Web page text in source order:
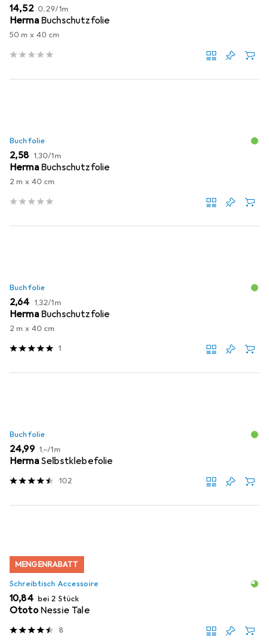
EUR
14,52 EUR
0,29/1m
Herma Buchschutzfolie
50 m x 40 cm
Buchfolie
EUR
2,58 EUR
1,30/1m
Herma Buchschutzfolie
2 m x 40 cm
Buchfolie
EUR
2,64 EUR
1,32/1m
Herma Buchschutzfolie
2 m x 40 cm
1
Buchfolie
EUR
24,99 EUR
1,–/1m
Herma Selbstklebefolie
102
MENGENRABATT
Schreibtisch Accessoire
EUR
10,84 bei 2 Stück
Ototo Nessie Tale
8